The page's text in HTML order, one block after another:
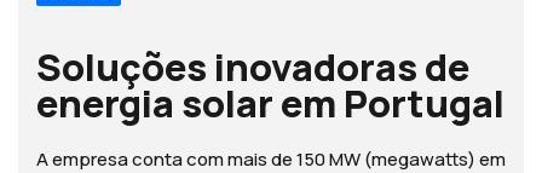
Soluções inovadoras de
energia solar em Portugal
A empresa conta com mais de 150 MW (megawatts) em